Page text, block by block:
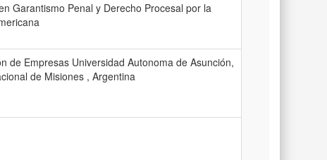
Garantismo Penal y Derecho Procesal por la
de Empresas Universidad Autonoma de Asunción,
de Misiones , Argentina